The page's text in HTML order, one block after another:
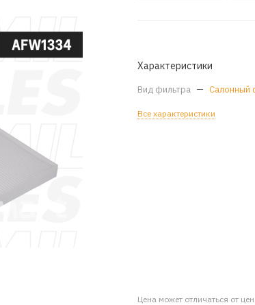
Характеристики
Вид фильтра — Салонный
Все характеристики
Цена может отличаться от